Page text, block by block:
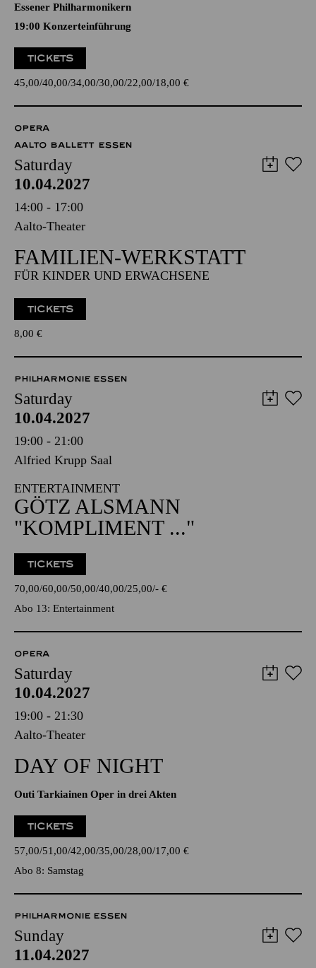
Essener Philharmonikern
19:00 Konzerteinführung
TICKETS
45,00 40,00 34,00 30,00 22,00 18,00 €
OPERA
AALTO BALLETT ESSEN
Saturday
10.04.2027
14:00 - 17:00
Aalto-Theater
FAMILIEN-WERKSTATT
FÜR KINDER UND ERWACHSENE
TICKETS
8,00 €
PHILHARMONIE ESSEN
Saturday
10.04.2027
19:00 - 21:00
Alfried Krupp Saal
ENTERTAINMENT
GÖTZ ALSMANN
"KOMPLIMENT ..."
TICKETS
70,00 60,00 50,00 40,00 25,00 - €
Abo 13: Entertainment
OPERA
Saturday
10.04.2027
19:00 - 21:30
Aalto-Theater
DAY OF NIGHT
Outi Tarkiainen Oper in drei Akten
TICKETS
57,00 51,00 42,00 35,00 28,00 17,00 €
Abo 8: Samstag
PHILHARMONIE ESSEN
Sunday
11.04.2027